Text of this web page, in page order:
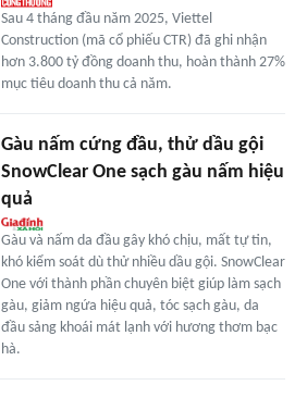
Sau 4 tháng đầu năm 2025, Viettel
Construction (mã cổ phiếu CTR) đã ghi nhận
hơn 3.800 tỷ đồng doanh thu, hoàn thành 27%
mục tiêu doanh thu cả năm.
Gàu nấm cứng đầu, thử dầu gội
SnowClear One sạch gàu nấm hiệu
quả
Gàu và nấm da đầu gây khó chịu, mất tự tin,
khó kiểm soát dù thử nhiều dầu gội. SnowClear
One với thành phần chuyên biệt giúp làm sạch
gàu, giảm ngứa hiệu quả, tóc sạch gàu, da
đầu sảng khoái mát lạnh với hương thơm bạc
hà.